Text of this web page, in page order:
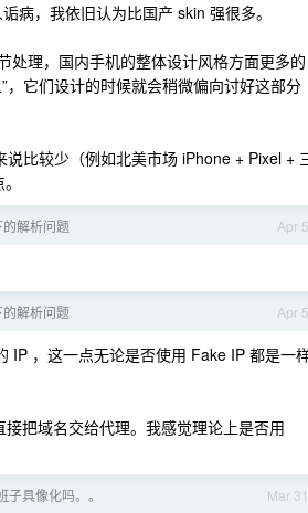
病，我依旧认为比国产 skin 强很多。
处理，国内手机的整体设计风格方面更多的
它们设计的时候就会稍微偏向讨好这部分
比较少（例如北美市场 iPhone + Pixel +
Apr 5
解析问题
Apr 5
解析问题
IP ，这一点无论是否使用 Fake IP 都是一
把域名交给代理。我感觉理论上是否用
Mar 31
具像化吗。。